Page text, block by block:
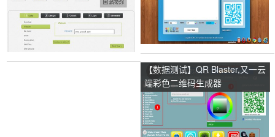
【数据测试】QR Blaster,又一云
端彩色二维码生成器